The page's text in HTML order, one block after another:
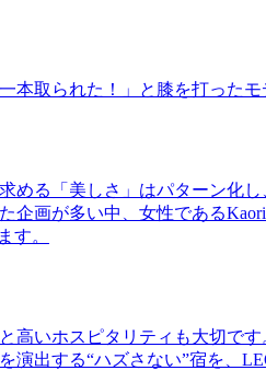
取られた！」と膝を打ったモ
る「美しさ」はパターン化
画が多い中、女性である
す。
いホスピタリティも大切で
出する“ハズさない”宿を、